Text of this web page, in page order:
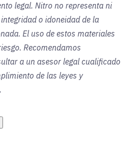
legal. Nitro no representa ni
o idoneidad de la
El uso de estos materiales
Recomendamos
a un asesor legal cualificado
de las leyes y